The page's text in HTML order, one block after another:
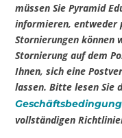
müssen Sie Pyramid
informieren, entweder
Stornierungen können
Stornierung auf dem
Ihnen, sich eine
lassen. Bitte lesen Sie
vollständigen